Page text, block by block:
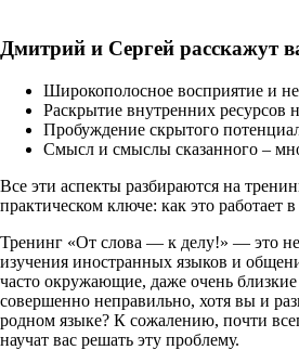
Дмитрий и Сергей расскажут
Широкополосное восприятие и
Раскрытие внутренних ресурсов
Пробуждение скрытого
Смысл и смыслы сказанного –
Все эти аспекты разбираются на
практическом ключе: как это работает
Тренинг «От слова — к делу!» — это
изучения иностранных языков и
часто окружающие, даже очень
совершенно неправильно, хотя вы и
родном языке? К сожалению, почти
научат вас решать эту проблему.